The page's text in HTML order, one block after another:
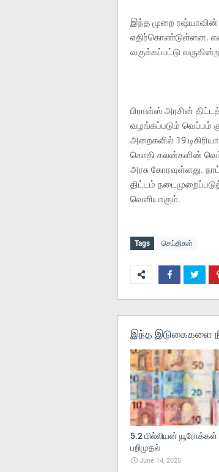
இந்த முறை ரஷ்யாவின்
எதிர்கொண்டுள்ளன.
வகுக்கப்பட்டு
பிரான்ஸ் அரசின்
வழங்கப்படும் வெப்பம்
அறைகளில் 19
கொதி கலன்களின்
அரசு கோரவுள்ளது.
திட்டம்
வெளியாகும்.
Tags செய்திகள்
இந்த இடுகைகளை
5.2 மில்லியன் யூரோக்கள்
பறிமுதல்
June 14, 2025